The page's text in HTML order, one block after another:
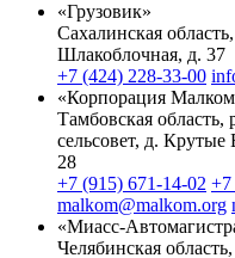
«Грузовик»
Сахалинская
Шлакоблочная, д. 37
+7 (424) 228-33-00
«Корпорация
Тамбовская
сельсовет, д.
28
+7 (915) 671-14-02 +7
malkom@malkom.org
«Миасс-
Челябинская